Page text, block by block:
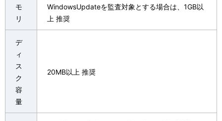
モ
リ
WindowsUpdateを監査対象とする場合は、1GB以
上 推奨
デ
ィ
ス
ク
容
量
20MB以上 推奨